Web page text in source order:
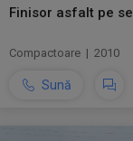
Finisor asfalt pe
Compactoare | 2010
Sună